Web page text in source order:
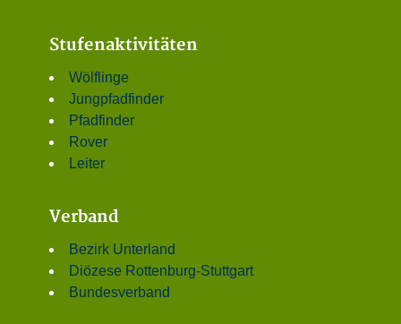
Stufenaktivitäten
Wölflinge
Jungpfadfinder
Pfadfinder
Rover
Leiter
Verband
Bezirk Unterland
Diözese Rottenburg-Stuttgart
Bundesverband